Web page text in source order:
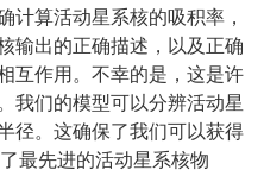
计算活动星系核的吸积率，
输出的正确描述，以及正确
互作用。不幸的是，这是许
我们的模型可以分辨活动星
径。这确保了我们可以获得
最先进的活动星系核物